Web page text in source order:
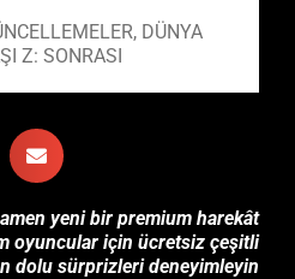
, DÜNYA
Z: SONRASI
yeni bir premium harekât
oyuncular için ücretsiz çeşitli
dolu sürprizleri deneyimleyin